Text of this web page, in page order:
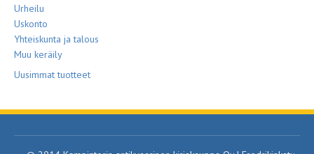
Urheilu
Uskonto
Yhteiskunta ja talous
Muu keräily
Uusimmat tuotteet